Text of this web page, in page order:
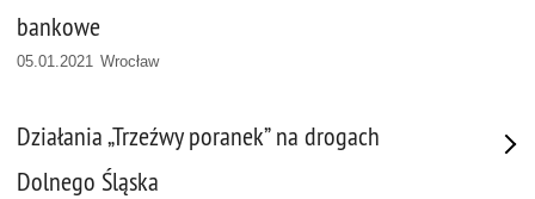
bankowe
05.01.2021 Wrocław
Działania „Trzeźwy poranek” na drogach
Dolnego Śląska